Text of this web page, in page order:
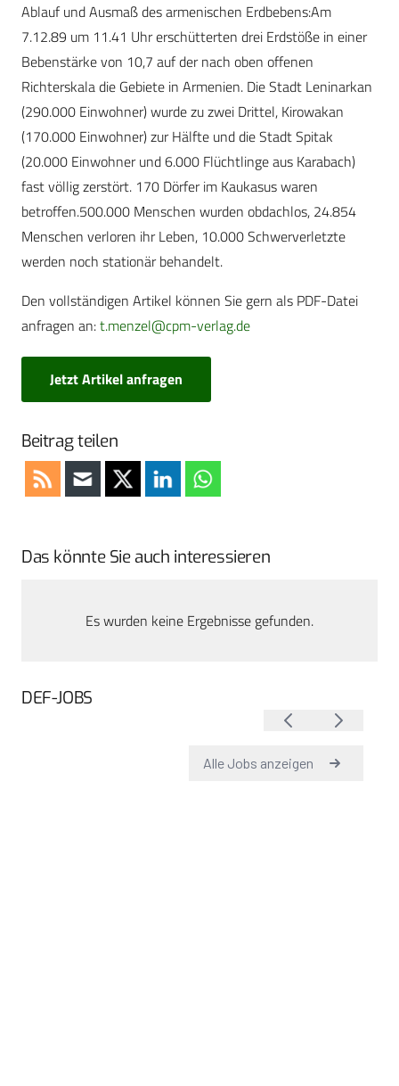
Ablauf und Ausmaß des armenischen Erdbebens:Am
7.12.89 um 11.41 Uhr erschütterten drei Erdstöße in einer
Bebenstärke von 10,7 auf der nach oben offenen
Richterskala die Gebiete in Armenien. Die Stadt Leninarkan
(290.000 Einwohner) wurde zu zwei Drittel, Kirowakan
(170.000 Einwohner) zur Hälfte und die Stadt Spitak
(20.000 Einwohner und 6.000 Flüchtlinge aus Karabach)
fast völlig zerstört. 170 Dörfer im Kaukasus waren
betroffen.500.000 Menschen wurden obdachlos, 24.854
Menschen verloren ihr Leben, 10.000 Schwerverletzte
werden noch stationär behandelt.
Den vollständigen Artikel können Sie gern als PDF-Datei
anfragen an:t.menzel@cpm-verlag.de
Jetzt Artikel anfragen
Beitrag teilen
Das könnte Sie auch interessieren
Es wurden keine Ergebnisse gefunden.
DEF-JOBS